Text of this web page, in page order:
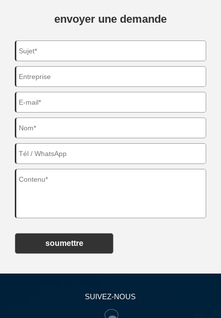
envoyer une demande
soumettre
SUIVEZ-NOUS